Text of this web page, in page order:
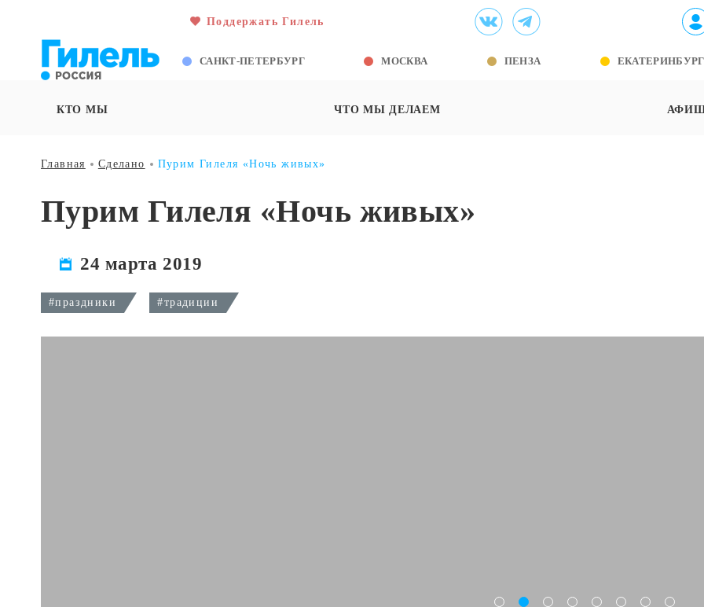
Поддержать Гилель
САНКТ-ПЕТЕРБУРГ МОСКВА ПЕНЗА ЕКАТЕРИНБУРГ
КТО МЫ ЧТО МЫ ДЕЛАЕМ
Главная Сделано Пурим Гилеля «Ночь живых»
Пурим Гилеля «Ночь живых»
24 марта 2019
#праздники #традиции